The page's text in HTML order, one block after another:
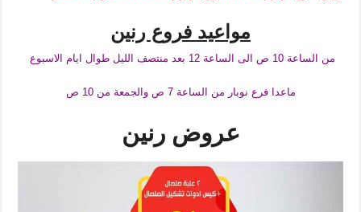
مواعيد فروع رنين
من الساعة 10 ص الى الساعة 12 بعد منتصف الليل طوال ايام الاسبوع
ماعدا فرع نوبار من الساعة 7 ص والجمعة من 10 ص
عروض رنين